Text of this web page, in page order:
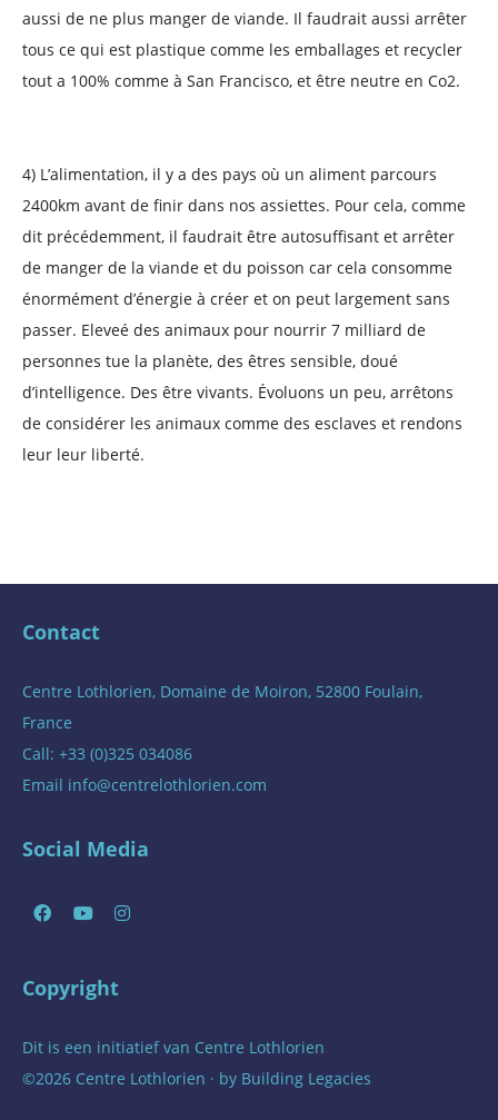
aussi de ne plus manger de viande. Il faudrait aussi arrêter
tous ce qui est plastique comme les emballages et recycler
tout a 100% comme à San Francisco, et être neutre en Co2.
4) L’alimentation, il y a des pays où un aliment parcours
2400km avant de finir dans nos assiettes. Pour cela, comme
dit précédemment, il faudrait être autosuffisant et arrêter
de manger de la viande et du poisson car cela consomme
énormément d’énergie à créer et on peut largement sans
passer. Eleveé des animaux pour nourrir 7 milliard de
personnes tue la planète, des êtres sensible, doué
d’intelligence. Des être vivants. Évoluons un peu, arrêtons
de considérer les animaux comme des esclaves et rendons
leur leur liberté.
Contact
Centre Lothlorien, Domaine de Moiron, 52800 Foulain,
France
Call: +33 (0)325 034086
Email info@centrelothlorien.com
Social Media
Copyright
Dit is een initiatief van Centre Lothlorien
©2026 Centre Lothlorien · by Building Legacies